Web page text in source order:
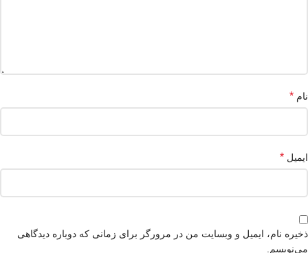
نام *
ایمیل *
ذخیره نام، ایمیل و وبسایت من در مرورگر برای زمانی که دوباره دیدگاهی
می‌نویسم.